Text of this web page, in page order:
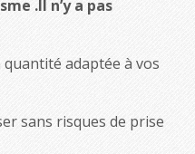
.Il n’y a pas
adaptée à vos
sans risques de prise